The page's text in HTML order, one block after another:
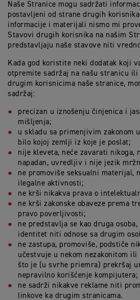
Naše Stranice mogu sadržati
postavljeni od strane drugih
informacije i materijali nismo mi
Stavovi drugih korisnika na našim
predstavljaju naše stavove niti
Kada god koristite neki dodatak koji
otpremite sadržaj na našu stranicu ili
drugim korisnicima naše stranice,
sadržaj:
precizan u iznošenju činjenica i
mišljenja;
u skladu sa primenjivim zakonom
bilo kojoj zemlji iz koje je poslat;
nije kleveta, neće zavarati nikoga,
napadan, uvredljiv i nije jezik
ne promoviše seksualni materijal,
ilegalne aktivnosti;
ne krši nikakva prava o
ne krši zakonske obaveze prema
pravo poverljivosti;
ne predstavlja se kao druga
identitet niti odnose sa drugim
ne zastupa, promoviše, podstiče
učestvuje u nekom nezakonitom
što je (u svrhe priemra) prekršaj
nepravilno korišćenje kompijutera;
ne sadrži nikakve reklame niti
linkove ka drugim stranicama.